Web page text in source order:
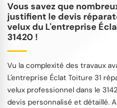
Vous savez que
justifient le devis
velux du L'entreprise
31420 !
Vu la complexité des travaux
L'entreprise Éclat Toiture 31
velux professionnel dans le
devis personnalisé et détaillé.